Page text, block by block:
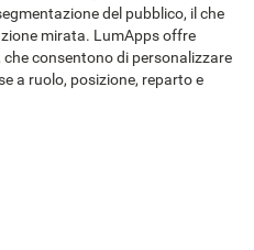
del pubblico, il che
mirata. LumApps offre
consentono di personalizzare
a ruolo, posizione, reparto e